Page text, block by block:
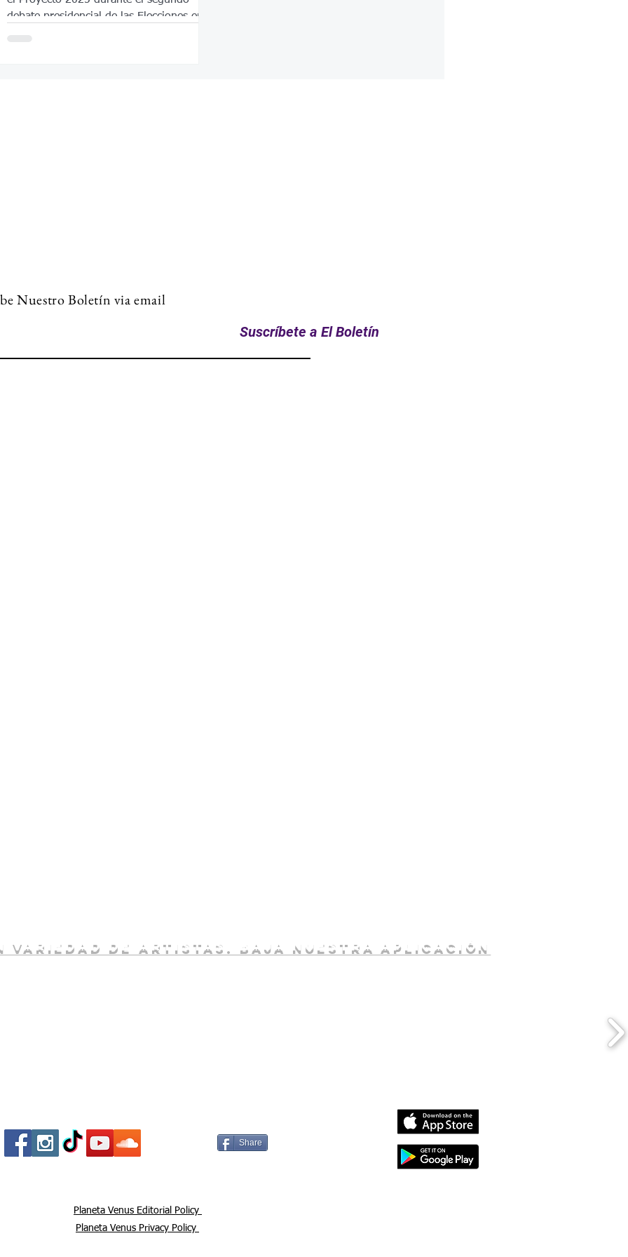
debate presidencial de las Elecciones en
Nuestro Boletín via email
Suscríbete a El Boletín
variedad de artistas. baja nuestra aplicación
Share
Planeta Venus Privacy Policy
Planeta Venus Editorial Policy